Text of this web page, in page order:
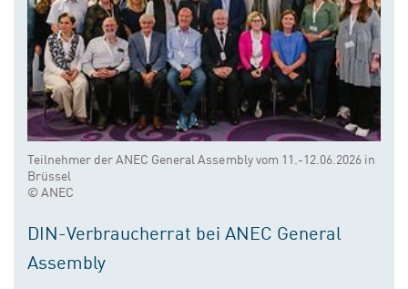
Teilnehmer der ANEC General Assembly vom 11.-12.06.2026 in
Brüssel
© ANEC
DIN-Verbraucherrat bei ANEC General
Assembly